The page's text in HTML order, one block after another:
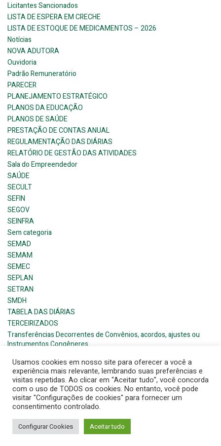
Licitantes Sancionados
LISTA DE ESPERA EM CRECHE
LISTA DE ESTOQUE DE MEDICAMENTOS – 2026
Notícias
NOVA ADUTORA
Ouvidoria
Padrão Remuneratório
PARECER
PLANEJAMENTO ESTRATÉGICO
PLANOS DA EDUCAÇÃO
PLANOS DE SAÚDE
PRESTAÇÃO DE CONTAS ANUAL
REGULAMENTAÇÃO DAS DIÁRIAS
RELATÓRIO DE GESTÃO DAS ATIVIDADES
Sala do Empreendedor
SAÚDE
SECULT
SEFIN
SEGOV
SEINFRA
Sem categoria
SEMAD
SEMAM
SEMEC
SEPLAN
SETRAN
SMDH
TABELA DAS DIÁRIAS
TERCEIRIZADOS
Transferências Decorrentes de Convênios, acordos, ajustes ou
Instrumentos Congêneres
© 2026 Barra de Santana- Prefeitura Municipal. Created for
free using WordPress and
Usamos cookies em nosso site para oferecer a você a
experiência mais relevante, lembrando suas preferências e
visitas repetidas. Ao clicar em “Aceitar tudo”, você concorda
com o uso de TODOS os cookies. No entanto, você pode
visitar "Configurações de cookies" para fornecer um
consentimento controlado.
Configurar Cookies Aceitar tudo